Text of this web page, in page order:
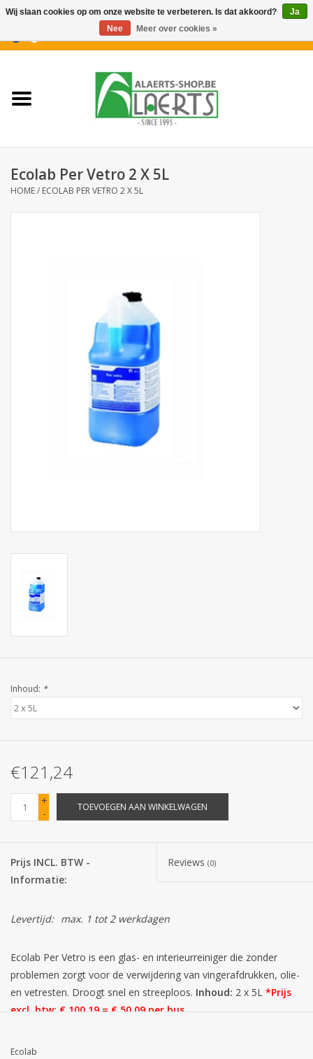
Nieuwigheden
Koffiekoekjes
Verpakking
Kantoorbenodigdheden
Corona
Carnavalssnoep
Paasgeschenken
Ecolab Per Vetro 2 X 5L
HOME/ ECOLAB PER VETRO 2 X 5L
Inhoud: *
€121,24
+
-
TOEVOEGEN AAN WINKELWAGEN
Prijs INCL. BTW -
Informatie:
Reviews (0)
Levertijd: max. 1 tot 2 werkdagen
Ecolab Per Vetro is een glas- en interieurreiniger die zonder
problemen zorgt voor de verwijdering van vingerafdrukken, olie-
en vetresten. Droogt snel en streeploos. Inhoud: 2 x 5L *Prijs
excl. btw: € 100,19 = € 50,09 per bus.
Ecolab
Wij slaan cookies op om onze website te verbeteren. Is dat akkoord?
Ja
Nee
Meer over cookies »